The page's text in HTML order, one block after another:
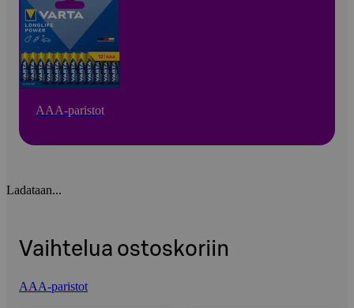
AAA-paristot
Ladataan...
Vaihtelua ostoskoriin
AAA-paristot